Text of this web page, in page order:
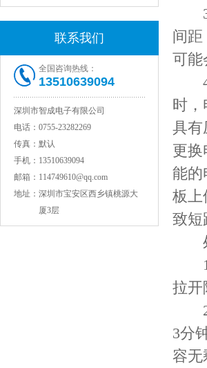
联系我们
全国咨询热线：
13510639094
深圳市智成电子有限公司
电话： 0755-23282269
传真： 默认
手机： 13510639094
邮箱： 114749610@qq.com
地址： 深圳市宝安区西乡镇桃源大
厦3层
3.
间距
可能
4.
时
具有
更换
能的
板上
致短
处
1.
拉开
2.
3分
容无